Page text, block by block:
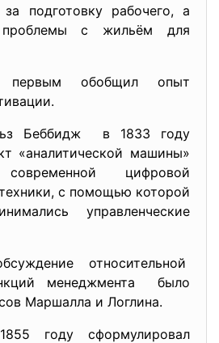
за подготовку рабочего, а
с жильём для
обобщил опыт
Беббидж в 1833 году
«аналитической машины»
цифровой
с помощью которой
управленческие
относительной
менеджмента было
Маршалла и Логлина.
году сформулировал